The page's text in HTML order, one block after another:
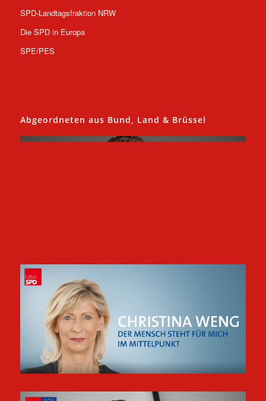
SPD-Landtagsfraktion NRW
Die SPD in Europa
SPE/PES
Abgeordneten aus Bund, Land & Brüssel